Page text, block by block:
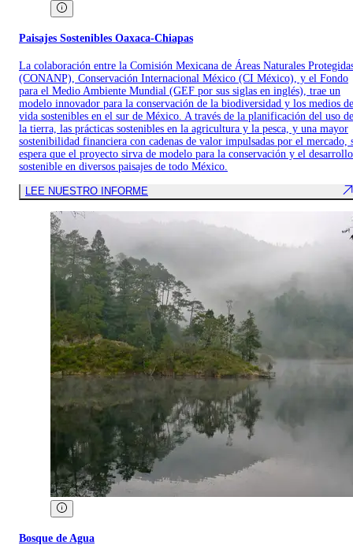
Paisajes Sostenibles Oaxaca-Chiapas
La colaboración entre la Comisión Mexicana de Áreas Naturales
(CONANP), Conservación Internacional México (CI México), y el Fondo
para el Medio Ambiente Mundial (GEF por sus siglas en inglés), trae un
modelo innovador para la conservación de la biodiversidad y los medios de
vida sostenibles en el sur de México. A través de la planificación del uso de
la tierra, las prácticas sostenibles en la agricultura y la pesca, y una mayor
sostenibilidad financiera con cadenas de valor impulsadas por el mercado,
espera que el proyecto sirva de modelo para la conservación y el desarrollo
sostenible en diversos paisajes de todo México.
LEE NUESTRO INFORME
Bosque de Agua